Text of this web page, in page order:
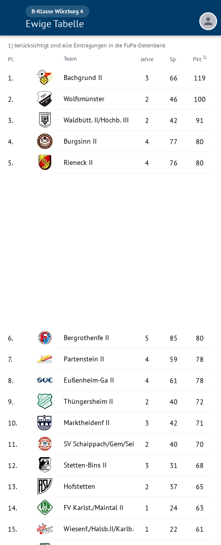
B-Klasse Würzburg 4
Ewige Tabelle
1) berücksichtigt sind alle Eintragungen in die FuPa-Datenbank
Pl.
Team Jahre Sp. Pkt.1)
1. Bachgrund II 3 66 119
2. Wolfsmünster 2 46 100
3. Waldbütt. II/Höchb. III 2 42 91
4. Burgsinn II 4 77 80
5. Rieneck II 4 76 80
6. Bergrothenfe II 5 85 80
7. Partenstein II 4 59 78
8. Eußenheim-Ga II 4 61 78
9. Thüngersheim II 2 40 72
10. Marktheidenf II 3 42 71
11. SV Schaippach/Gem/Seifr. III2 40 70
12. Stetten-Bins II 3 31 68
13. Hofstetten 2 37 65
14. FV Karlst./Maintal II 1 24 63
15. Wiesenf./Halsb.II/Karlb. III 1 22 61